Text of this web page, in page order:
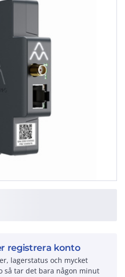
registrera konto
lagerstatus och mycket
så tar det bara någon minut